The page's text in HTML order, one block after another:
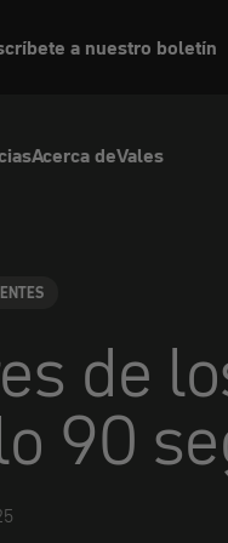
a nuestro boletín
Acerca deVales
de
90